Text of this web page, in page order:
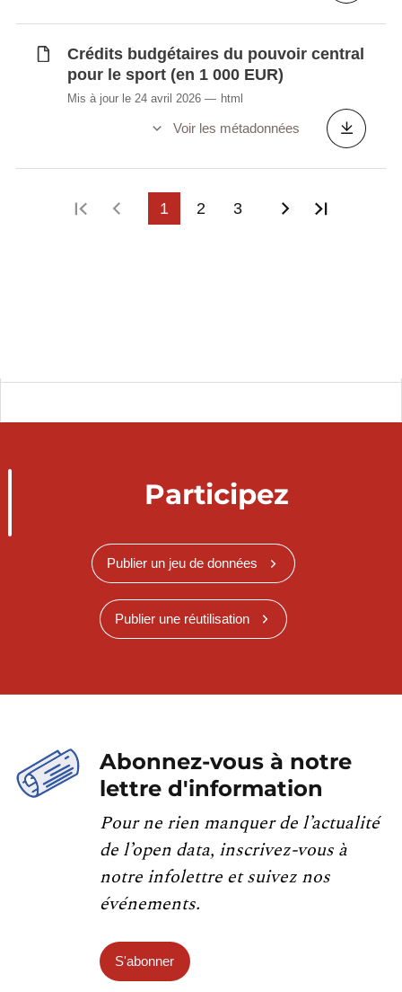
Crédits budgétaires du pouvoir central
pour le sport (en 1 000 EUR)
Mis à jour le 24 avril 2026 html
Voir les métadonnées
Première page
Page précédente
1 2 3 Page
Participez
Publier un jeu de données
Publier une réutilisation
Abonnez-vous à notre
lettre d'information
Pour ne rien manquer de l’actualité
de l’open data, inscrivez-vous à
notre infolettre et suivez nos
événements.
S'abonner